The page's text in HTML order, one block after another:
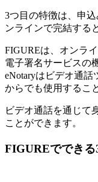
3つ目の特徴は、申
ンラインで完結する
FIGUREは、オンラ
電子署名サービスの
eNotaryはビデオ通
からでも使用するこ
ビデオ通話を通じて
ことができます。
FIGUREでできる